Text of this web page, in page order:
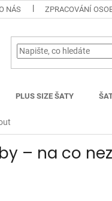
NÁS ZPRACOVÁNÍ
PLUS SIZE ŠATY
– na co